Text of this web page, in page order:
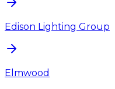
Edison Lighting Group
Elmwood